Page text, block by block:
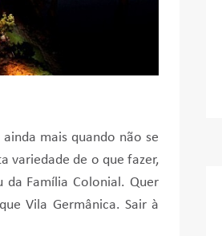
mais quando não se
variedade de o que fazer,
Família Colonial. Quer
Vila Germânica. Sair à